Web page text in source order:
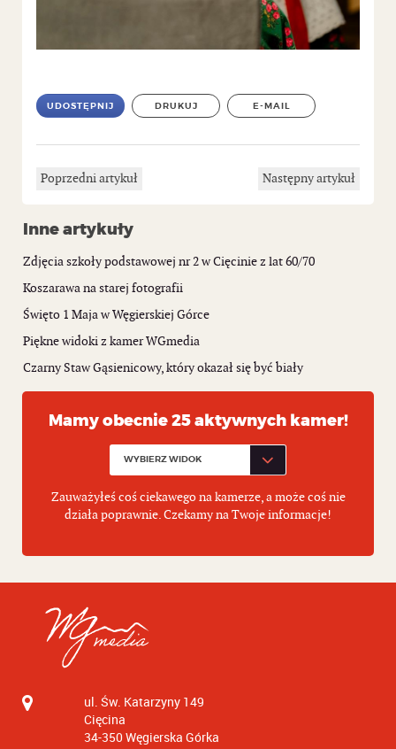
UDOSTĘPNIJ DRUKUJ E-MAIL
Poprzedni artykuł Następny artykuł
Inne artykuły
Zdjęcia szkoły podstawowej nr 2 w Cięcinie z lat 60/70
Koszarawa na starej fotografii
Święto 1 Maja w Węgierskiej Górce
Piękne widoki z kamer WGmedia
Czarny Staw Gąsienicowy, który okazał się być biały
Mamy obecnie 25 aktywnych kamer!
Zauważyłeś coś ciekawego na kamerze, a może coś nie
działa poprawnie. Czekamy na Twoje informacje!
ul. Św. Katarzyny 149
Cięcina
34-350Węgierska Górka